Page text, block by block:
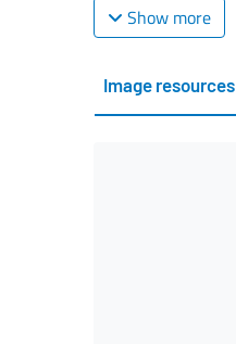
Show more
Image resources